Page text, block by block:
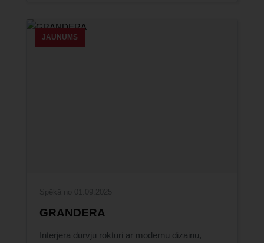
JAUNUMS
GRANDERA
Interjera durvju rokturi ar modernu dizainu,